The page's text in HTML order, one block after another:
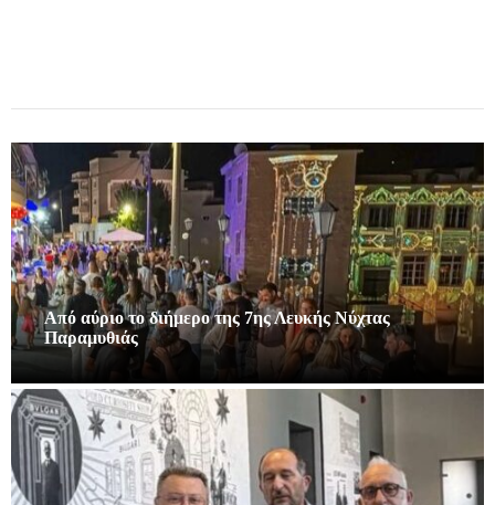
Από αύριο το διήμερο της 7ης Λευκής Νύχτας
Παραμυθιάς